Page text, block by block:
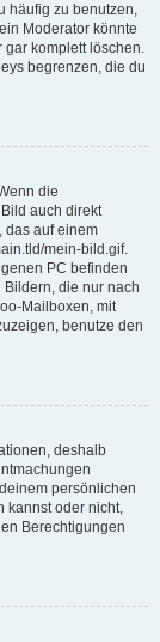
häufig zu benutzen,
Moderator könnte
komplett löschen.
begrenzen, die du
die
auch direkt
das auf einem
mein-bild.gif.
PC befinden
die nur nach
Mailboxen, mit
benutze den
deshalb
persönlichen
kannst oder nicht,
Berechtigungen